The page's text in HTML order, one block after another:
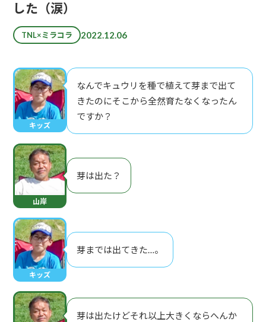
した（涙）
TNL×ミラコラ 2022.12.06
キッズ
なんでキュウリを種で植えて芽まで出て
きたのにそこから全然育たなくなったん
ですか？
山岸
芽は出た？
キッズ
芽までは出てきた…。
芽は出たけどそれ以上大きくならへんか